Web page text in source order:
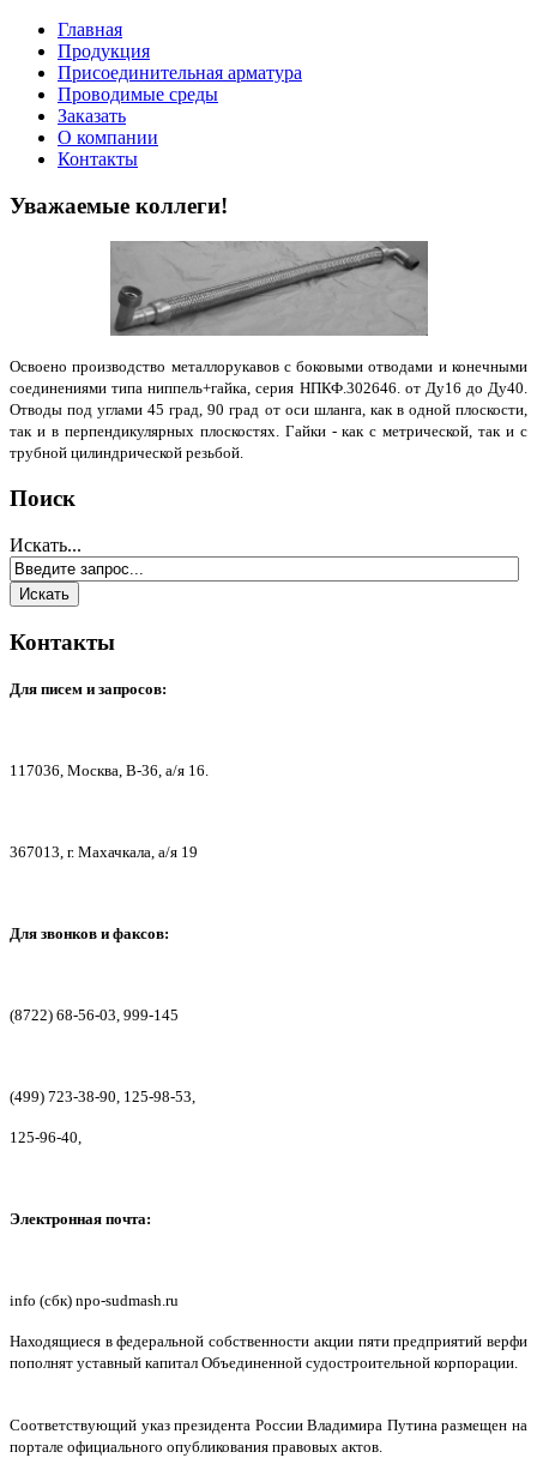
Главная
Продукция
Присоединительная арматура
Проводимые среды
Заказать
О компании
Контакты
Уважаемые коллеги!
Освоено производство металлорукавов с боковыми отводами и конечными
соединениями типа ниппель+гайка, серия НПКФ.302646. от Ду16 до Ду40.
Отводы под углами 45 град, 90 град от оси шланга, как в одной плоскости,
так и в перпендикулярных плоскостях. Гайки - как с метрической, так и с
трубной цилиндрической резьбой.
Поиск
Искать...
Контакты
Для писем и запросов:
117036, Москва, В-36, а/я 16.
367013, г. Махачкала, а/я 19
Для звонков и факсов:
(8722) 68-56-03, 999-145
(499) 723-38-90, 125-98-53,
125-96-40,
Электронная почта:
info (сбк) npo-sudmash.ru
Находящиеся в федеральной собственности акции пяти предприятий верфи
пополнят уставный капитал Объединенной судостроительной корпорации.
Соответствующий указ президента России Владимира Путина размещен на
портале официального опубликования правовых актов.